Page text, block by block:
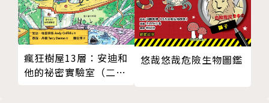
戰？
屁屁丹迪這回的冒險，
也是噗噗的在解決各種難關與挑戰中展開！
瘋狂樹屋13層：安迪和
他的祕密實驗室（二
悠哉悠哉危險生物圖鑑